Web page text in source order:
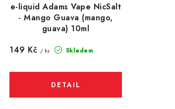
e-liquid Adams Vape NicSalt
- Mango Guava (mango,
guava) 10ml
Skladem
149 Kč / ks